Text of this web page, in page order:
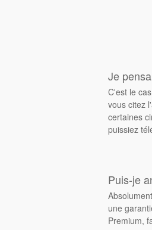
Je
C'est le
vous citez
certaines
puissiez
Puis-je
une
Premium,